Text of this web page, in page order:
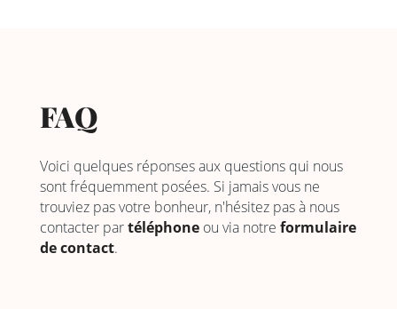
FAQ
Voici quelques réponses aux questions qui nous
sont fréquemment posées. Si jamais vous ne
trouviez pas votre bonheur, n'hésitez pas à nous
contacter partéléphoneou via notre formulaire
de contact.